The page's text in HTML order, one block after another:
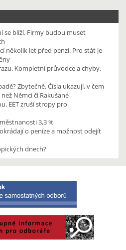
se blíží. Firmy budou muset
několik let před penzí. Pro stát je
Kompletní průvodce a chyby,
Zbytečně. Čísla ukazují, v čem
Němci či Rakušané
EET zruší stropy pro
3,3 %
o peníze a možnost odejít
dnech?